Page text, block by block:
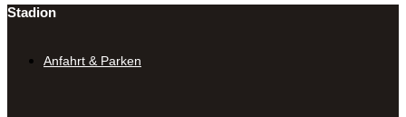
Stadion
Anfahrt & Parken